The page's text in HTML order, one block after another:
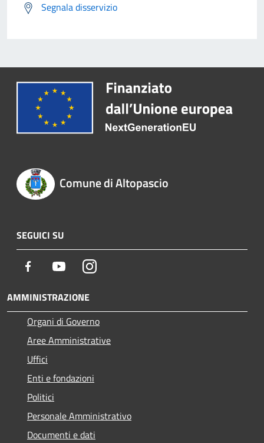
Segnala disservizio
Comune di Altopascio
SEGUICI SU
Facebook YoutubeInstagram
AMMINISTRAZIONE
Organi di Governo
Aree Amministrative
Uffici
Enti e fondazioni
Politici
Personale Amministrativo
Documenti e dati